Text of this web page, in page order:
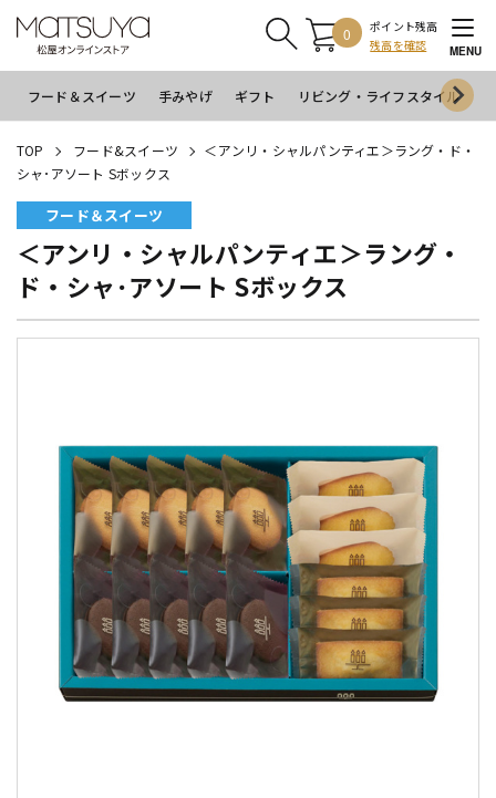
0
ポイント残高
残高を確認
MENU
フード＆スイーツ 手みやげ ギフト リビング・ライフスタイル
TOP フード&スイーツ
＜アンリ・シャルパンティエ＞ラング・ド・
シャ･アソート Sボックス
フード＆スイーツ
＜アンリ・シャルパンティエ＞ラング・
ド・シャ･アソート Sボックス